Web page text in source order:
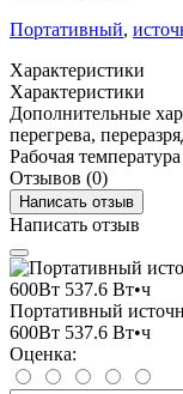
Портативный,
Характеристики
Характеристики
Дополнительные
перегрева,
Рабочая температура
Отзывов (0)
Написать отзыв
Написать отзыв
Портативный
600Вт 537.6 Вт•ч
Оценка: